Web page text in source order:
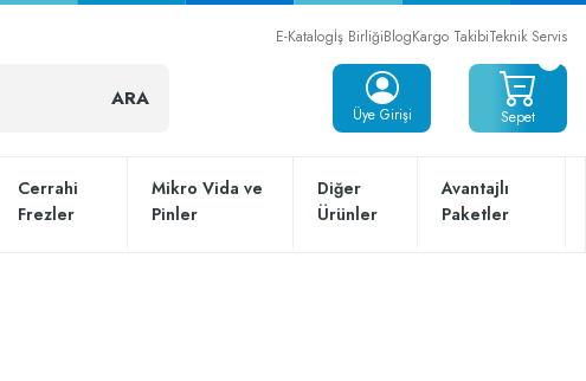
E-Katalogİş BirliğiBlogKargo TakibiTeknik Servis
ARA
Üye Girişi Sepet
Cerrahi
Frezler
Mikro Vida ve
Pinler
Diğer
Ürünler
Avantajlı
Paketler